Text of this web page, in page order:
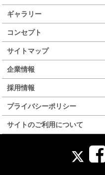
ギャラリー
コンセプト
サイトマップ
企業情報
採用情報
プライバシーポリシー
サイトのご利用について